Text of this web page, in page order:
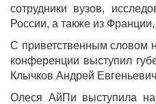
сотрудники вузов,
России, а также из
С приветственным словом
конференции выступил
Клычков Андрей
Олеся АйПи выступила